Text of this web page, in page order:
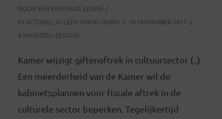
DOOR EEN VAN ONZE LEDEN
IN ACTUEEL , ALLEEN VOOR LEDEN
16 NOVEMBER 2011
4 MINUTEN LEESTIJD
Kamer wijzigt giftenaftrek in cultuursector (..)
Een meerderheid van de Kamer wil de
kabinetsplannen voor fiscale aftrek in de
culturele sector beperken. Tegelijkertijd